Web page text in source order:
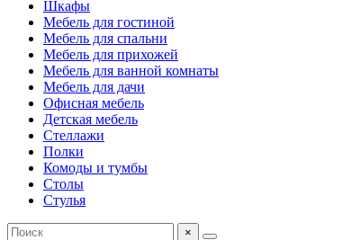
Шкафы
Мебель для гостиной
Мебель для спальни
Мебель для прихожей
Мебель для ванной комнаты
Мебель для дачи
Офисная мебель
Детская мебель
Стеллажи
Полки
Комоды и тумбы
Столы
Стулья
×